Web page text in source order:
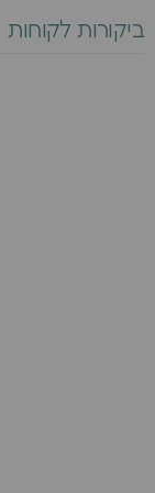
ביקורות לקוחות